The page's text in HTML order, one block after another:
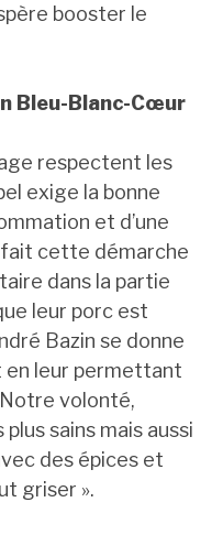
booster le
Bleu-Blanc-Cœur
respectent les
exige la bonne
et d’une
fait cette démarche
dans la partie
leur porc est
Bazin se donne
en leur permettant
volonté,
sains mais aussi
des épices et
griser ».